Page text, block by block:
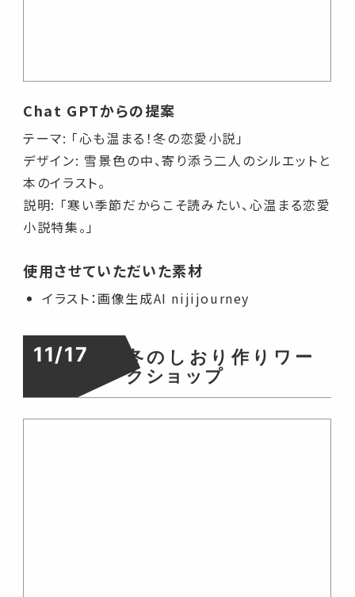
Chat GPTからの提案
テーマ: 「心も温まる！冬の恋愛小説」
デザイン: 雪景色の中、寄り添う二人のシルエットと
本のイラスト。
説明: 「寒い季節だからこそ読みたい、心温まる恋愛
小説特集。」
使用させていただいた素材
イラスト：画像生成AI nijijourney
11/17
冬のしおり作りワー
クショップ